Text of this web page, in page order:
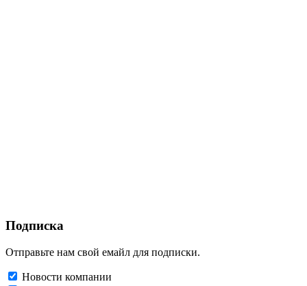
Подписка
Отправьте нам свой емайл для подписки.
Новости компании